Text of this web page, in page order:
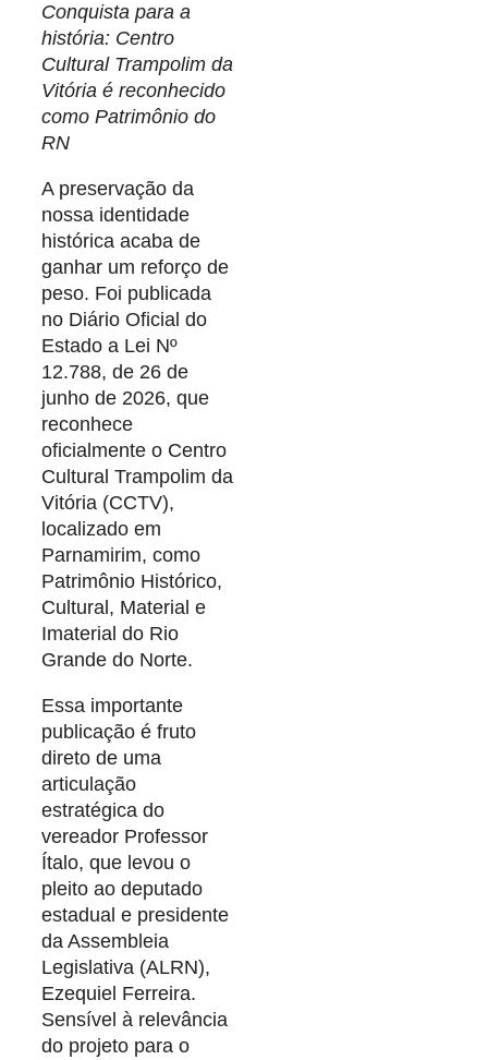
Conquista para a
história: Centro
Cultural Trampolim da
Vitória é reconhecido
como Patrimônio do
RN
A preservação da
nossa identidade
histórica acaba de
ganhar um reforço de
peso. Foi publicada
no Diário Oficial do
Estado a Lei Nº
12.788, de 26 de
junho de 2026, que
reconhece
oficialmente o Centro
Cultural Trampolim da
Vitória (CCTV),
localizado em
Parnamirim, como
Patrimônio Histórico,
Cultural, Material e
Imaterial do Rio
Grande do Norte.
Essa importante
publicação é fruto
direto de uma
articulação
estratégica do
vereador Professor
Ítalo, que levou o
pleito ao deputado
estadual e presidente
da Assembleia
Legislativa (ALRN),
Ezequiel Ferreira.
Sensível à relevância
do projeto para o